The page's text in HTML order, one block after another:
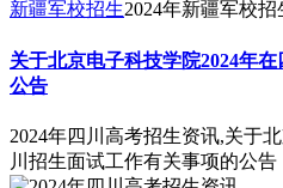
新疆军校招生2024年新疆军校招
关于北京电子科技学院2024年
公告
2024年四川高考招生资讯,关于
川招生面试工作有关事项的公告